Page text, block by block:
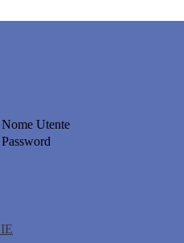
Nome Utente
Password